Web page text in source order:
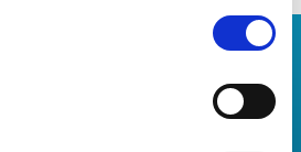
dell'Aeroporto Internazionale di